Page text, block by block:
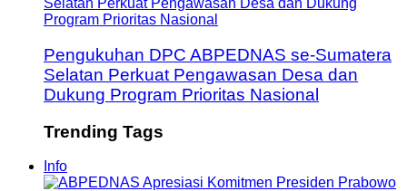
Pengukuhan DPC ABPEDNAS se-Sumatera
Selatan Perkuat Pengawasan Desa dan
Dukung Program Prioritas Nasional
Trending Tags
Info